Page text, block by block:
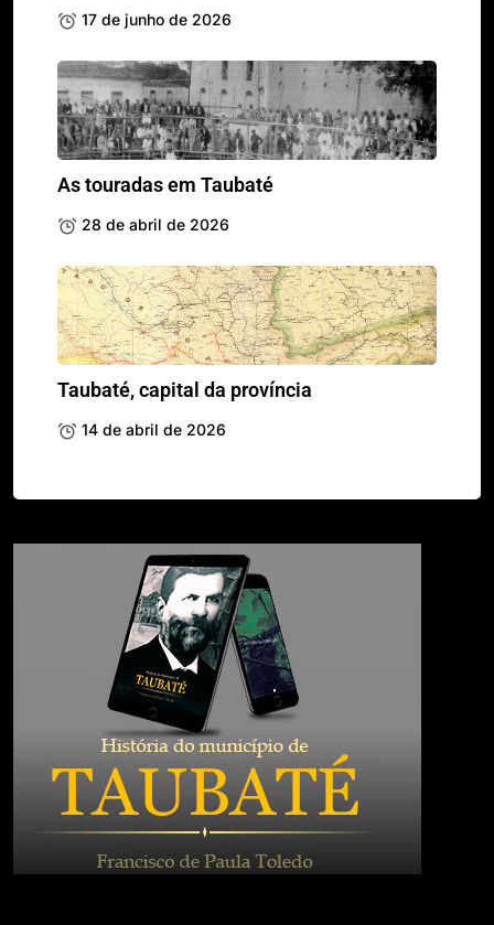
17 de junho de 2026
As touradas em Taubaté
28 de abril de 2026
Taubaté, capital da província
14 de abril de 2026